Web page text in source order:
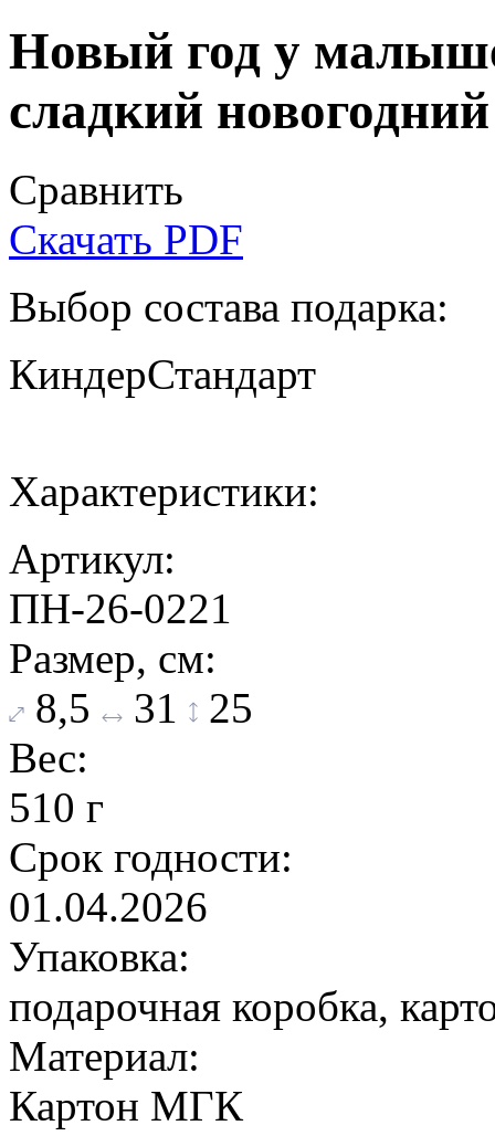
Новый год у
сладкий
Сравнить
Скачать PDF
Выбор состава подарка:
КиндерСтандарт
Характеристики:
Артикул:
ПН-26-0221
Размер, см:
8,5
31
25
Вес:
510 г
Срок годности:
01.04.2026
Упаковка:
подарочная коробка,
Материал:
Картон МГК